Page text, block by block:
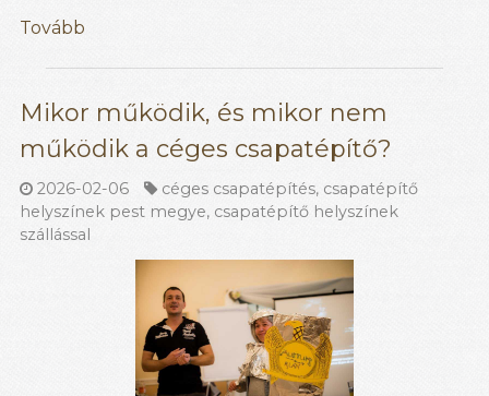
Tovább
Mikor működik, és mikor nem
működik a céges csapatépítő?
2026-02-06 céges csapatépítés, csapatépítő
helyszínek pest megye, csapatépítő helyszínek
szállással